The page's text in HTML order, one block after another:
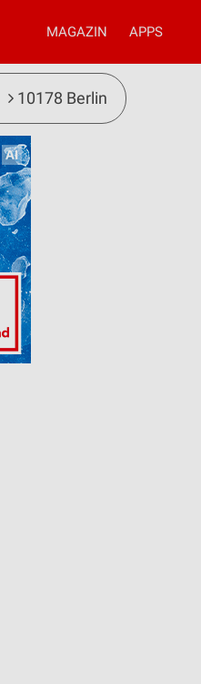
MAGAZIN APPS
10178 Berlin